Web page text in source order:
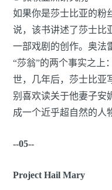
如果你是莎士比亚的粉
说，该书讲述了莎士比
一部戏剧的创作。奥法
“莎翁”的两个事实之上
世，几年后，莎士比亚
别喜欢读关于他妻子安
成一个近乎超自然的人
--05--
Project Hail Mary